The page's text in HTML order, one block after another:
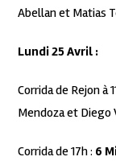
Abellan et Matias
Lundi 25 Avril :
Corrida de Rejon à
Mendoza et Diego
Corrida de 17h : 6